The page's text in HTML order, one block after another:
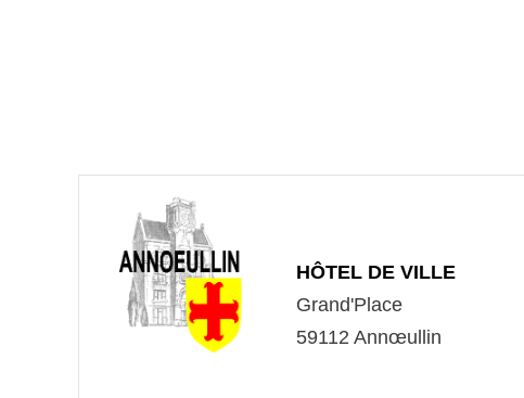
HÔTEL DE VILLE
Grand'Place
59112 Annœullin